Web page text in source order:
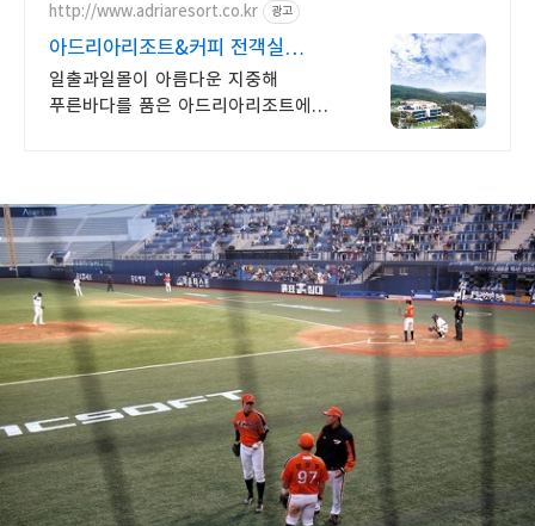
http://www.adriaresort.co.kr 광고
아드리아리조트&커피 전객실
바다전망, 아로마스파
일출과일몰이 아름다운 지중해
푸른바다를 품은 아드리아리조트에